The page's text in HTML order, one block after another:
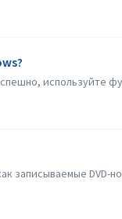
используйте
записываемые DVD-